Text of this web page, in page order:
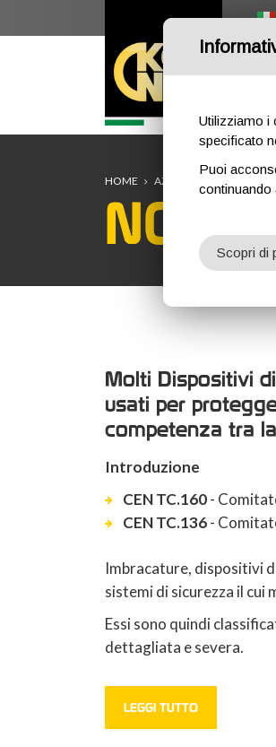
HOME AZIENDA NORME
Molti Dispositivi
usati per
competenza tra
Introduzione
CEN TC.160-
CEN TC.136-
Imbracature, dispositivi
sistemi di sicurezza il cui
Essi sono quindi
dettagliata e severa.
LEGGI TUTTO
Utilizziamo i
specificato
Puoi
continuando
Scopri di